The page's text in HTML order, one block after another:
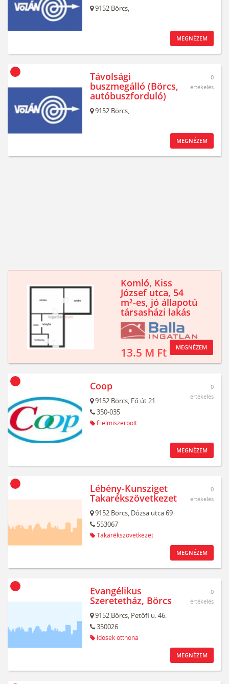
9152 Börcs,
MEGNÉZEM
Távolsági
buszmegálló (Börcs,
autóbuszforduló)
9152 Börcs,
0
értékelés
MEGNÉZEM
Komló, Kiss
József utca, 54
m²-es, jó állapotú
társasházi lakás
13.5 M Ft MEGNÉZEM
Coop
9152 Börcs, Fő út 21.
350-035
Élelmiszerbolt
0
értékelés
MEGNÉZEM
Lébény-Kunsziget
Takarékszövetkezet
9152 Börcs, Dózsa utca 69
553067
Takarékszövetkezet
0
értékelés
MEGNÉZEM
Evangélikus
Szeretetház, Börcs
9152 Börcs, Petőfi u. 46.
350026
Idősek otthona
0
értékelés
MEGNÉZEM